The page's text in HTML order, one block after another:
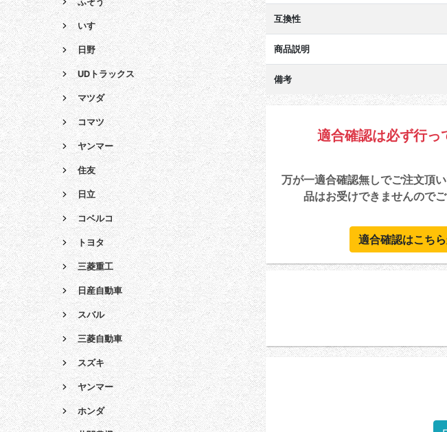
互換性
商品説明
備考
適合確認は必ず行っ
万が一適合確認無しでご注文頂
品はお受けできませんのでご
適合確認はこち
いすゞ
日野
UDトラックス
マツダ
コマツ
ヤンマー
住友
日立
コベルコ
トヨタ
三菱重工
日産自動車
スバル
三菱自動車
スズキ
ヤンマー
ホンダ